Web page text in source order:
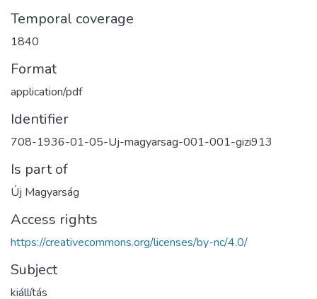
Temporal coverage
1840
Format
application/pdf
Identifier
708-1936-01-05-Uj-magyarsag-001-001-gizi913
Is part of
Új Magyarság
Access rights
https://creativecommons.org/licenses/by-nc/4.0/
Subject
kiállítás